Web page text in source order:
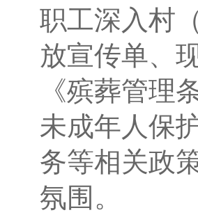
职工深入村
放宣传单、
《殡葬管理
未成年人保
务等相关政
氛围。